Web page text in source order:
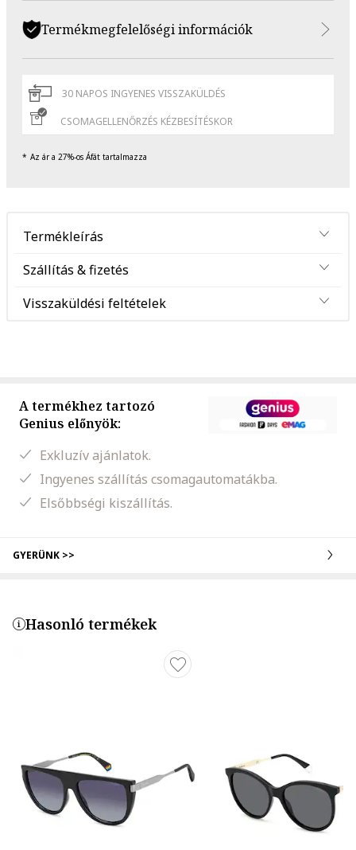
Termékmegfelelőségi információk
30 NAPOS INGYENES VISSZAKÜLDÉS
CSOMAGELLENŐRZÉS KÉZBESÍTÉSKOR
Az ár a 27%-os Áfát tartalmazza
Termékleírás
Szállítás & fizetés
Visszaküldési feltételek
A termékhez tartozó
Genius előnyök:
Exkluzív ajánlatok.
Ingyenes szállítás csomagautomatákba.
Elsőbbségi kiszállítás.
GYERÜNK >>
Hasonló termékek